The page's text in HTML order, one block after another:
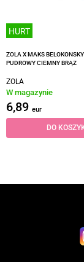
HURT
ZOLA X MAKS
PUDROWY CIEMNY BRĄZ
ZOLA
W magazynie
6,89 eur
DO